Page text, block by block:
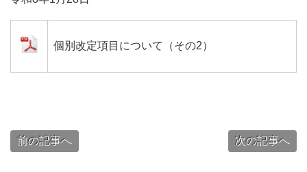
個別改定項目について（その2）
前の記事へ 次の記事へ